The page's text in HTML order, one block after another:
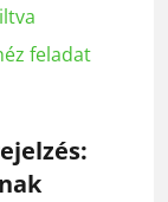
feladat